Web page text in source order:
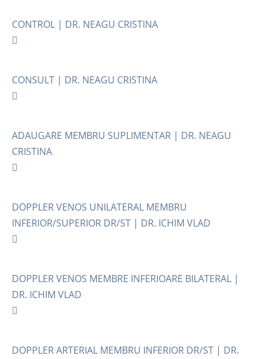
CONTROL | DR. NEAGU CRISTINA
CONSULT | DR. NEAGU CRISTINA
ADAUGARE MEMBRU SUPLIMENTAR | DR. NEAGU
CRISTINA
DOPPLER VENOS UNILATERAL MEMBRU
INFERIOR/SUPERIOR DR/ST | DR. ICHIM VLAD
DOPPLER VENOS MEMBRE INFERIOARE BILATERAL |
DR. ICHIM VLAD
DOPPLER ARTERIAL MEMBRU INFERIOR DR/ST | DR.